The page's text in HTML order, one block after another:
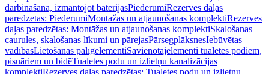
darbināšana, izmantojot baterijasPiederumiRezerves daļas
paredzētas: PiederumiMontāžas un atjaunošanas komplektiRezerves
daļas paredzētas: Montāžas un atjaunošanas komplektiSkalošanas
caurules, skalošanas līkumi un pārejasPārsegplāksnesIebūvētas
vadībasLietošanas palīgelementiSavienotājelementi tualetes podiem,
pisuāriem un bidēTualetes podu un izlietņu kanalizācijas
komplektiRezerves daļas paredzētas: Tualetes podu un izlietņu